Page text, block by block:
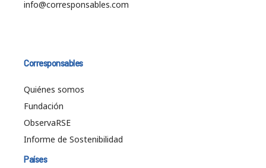
info@corresponsables.com
Corresponsables
Quiénes somos
Fundación
ObservaRSE
Informe de Sostenibilidad
Países